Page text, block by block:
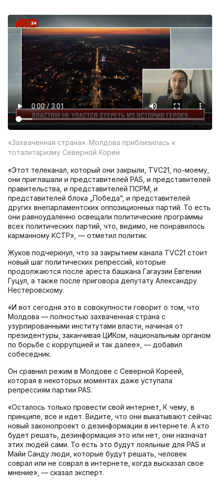
«Захваченная страна». Молдова приблизилась к
тоталитаризму Северной Кореи
«Этот телеканал, который они закрыли, TVC21, по-моему,
они приглашали и представителей PAS, и представителей
правительства, и представителей ПСРМ, и
представителей блока „Победа“, и представителей
других внепарламентских оппозиционных партий. То есть
они равноудаленно освещали политические программы
всех политических партий, что, видимо, не понравилось
карманному КСТР», — отметил политик.
Жуков подчеркнул, что за закрытием канала TVC21 стоит
новый шаг политических репрессий, которые
продолжаются после ареста башкана Гагаузии Евгении
Гуцул, а также после приговора депутату Александру
Нестеровскому.
«И вот сегодня это в совокупности говорит о том, что
Молдова — полностью захваченная страна с
узурпированными институтами власти, начиная от
президентуры, заканчивая ЦИКом, национальным органом
по борьбе с коррупцией и так далее», — добавил
собеседник.
Он сравнил режим в Молдове с Северной Кореей,
которая в некоторых моментах даже уступала
репрессиям партии PAS.
«Осталось только провести свой интернет, К чему, в
принципе, все и идет. Видите, что они выкатывают сейчас
новый законопроект о дезинформации в интернете. А кто
будет решать, дезинформация это или нет, они назначат
этих людей сами. То есть это будут лояльные для PAS и
Майи Санду люди, которые будут решать, человек
соврал или не соврал в интернете, когда высказал свое
мнение», — сказал эксперт.